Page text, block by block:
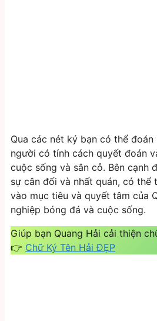
Qua các nét ký bạn có thể
người có tính cách quyết đoán
cuộc sống và sân cỏ. Bên cạnh
sự cân đối và nhất quán, có thể
vào mục tiêu và quyết tâm của
nghiệp bóng đá và cuộc sống.
Giúp bạn Quang Hải cải thiện
👉 Chữ Ký Tên Hải ĐẸP